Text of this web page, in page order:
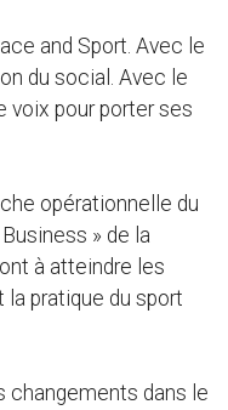
and Sport. Avec le
du social. Avec le
voix pour porter ses
opérationnelle du
» de la
à atteindre les
pratique du sport
changements dans le